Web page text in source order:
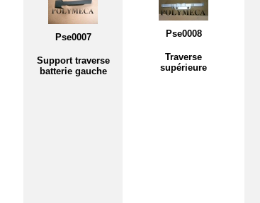
Pse0007
Support traverse
batterie gauche
Pse0008
Traverse
supérieure